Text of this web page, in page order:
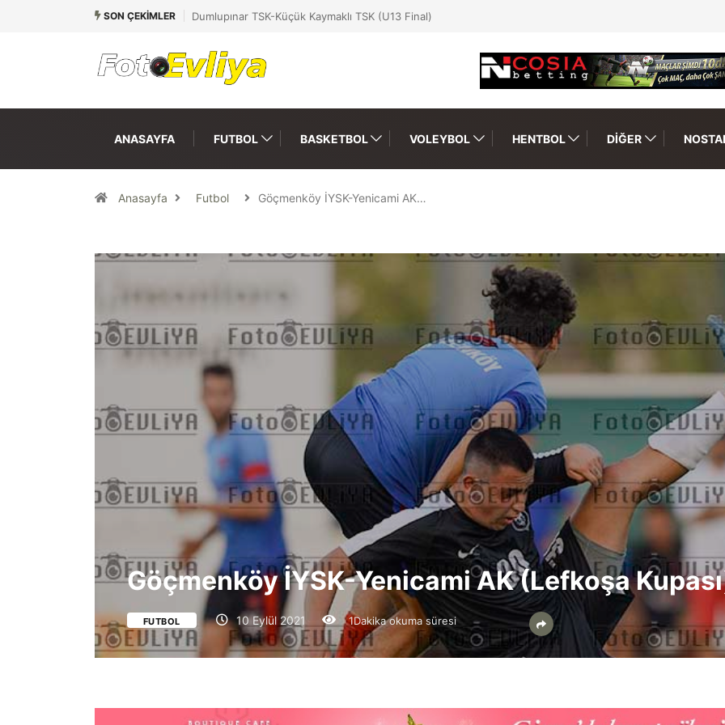
SON ÇEKIMLER Dumlupınar TSK-Küçük Kaymaklı TSK (U13 Final)
ANASAYFA FUTBOL BASKETBOL VOLEYBOL HENTBOL DIĞER
Anasayfa Futbol Göçmenköy İYSK-Yenicami AK…
Göçmenköy İYSK-Yenicami AK (Lefkoşa
FUTBOL 10 Eylül 2021 1Dakika okuma süresi